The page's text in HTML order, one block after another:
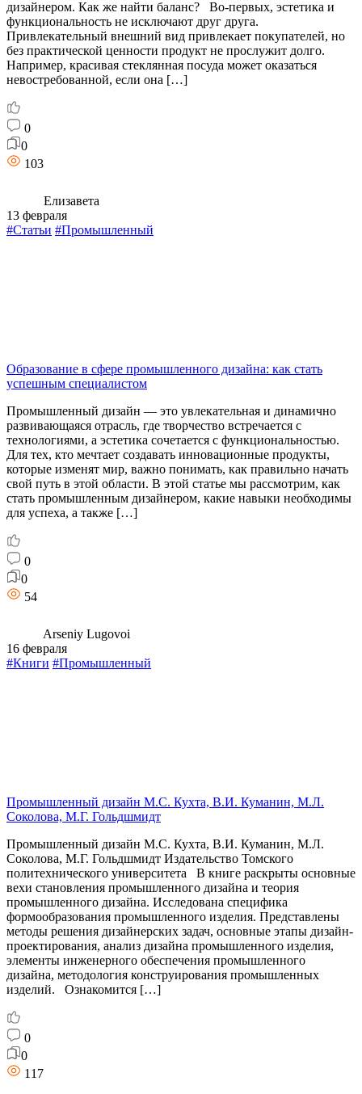
дизайнером. Как же найти баланс? Во-первых, эстетика и
функциональность не исключают друг друга.
Привлекательный внешний вид привлекает покупателей, но
без практической ценности продукт не прослужит долго.
Например, красивая стеклянная посуда может оказаться
невостребованной, если она […]
0
0
103
Елизавета
13 февраля
#Статьи #Промышленный
Образование в сфере промышленного дизайна: как стать
успешным специалистом
Промышленный дизайн — это увлекательная и динамично
развивающаяся отрасль, где творчество встречается с
технологиями, а эстетика сочетается с функциональностью.
Для тех, кто мечтает создавать инновационные продукты,
которые изменят мир, важно понимать, как правильно начать
свой путь в этой области. В этой статье мы рассмотрим, как
стать промышленным дизайнером, какие навыки необходимы
для успеха, а также […]
0
0
54
Arseniy Lugovoi
16 февраля
#Книги #Промышленный
Промышленный дизайн М.С. Кухта, В.И. Куманин, М.Л.
Соколова, М.Г. Гольдшмидт
Промышленный дизайн М.С. Кухта, В.И. Куманин, М.Л.
Соколова, М.Г. Гольдшмидт Издательство Томского
политехнического университета В книге раскрыты основные
вехи становления промышленного дизайна и теория
промышленного дизайна. Исследована специфика
формообразования промышленного изделия. Представлены
методы решения дизайнерских задач, основные этапы дизайн-
проектирования, анализ дизайна промышленного изделия,
элементы инженерного обеспечения промышленного
дизайна, методология конструирования промышленных
изделий. Ознакомится […]
0
0
117